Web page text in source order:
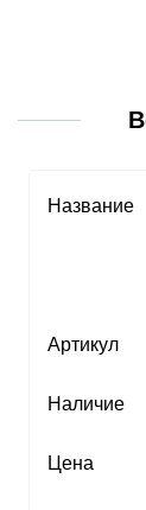
Название
Артикул
Наличие
Цена